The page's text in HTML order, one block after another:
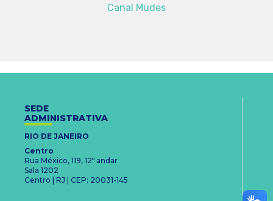
Canal Mudes
SEDE
ADMINISTRATIVA
RIO DE JANEIRO
Centro
Rua México, 119, 12º andar
Sala 1202
Centro | RJ | CEP: 20031-145